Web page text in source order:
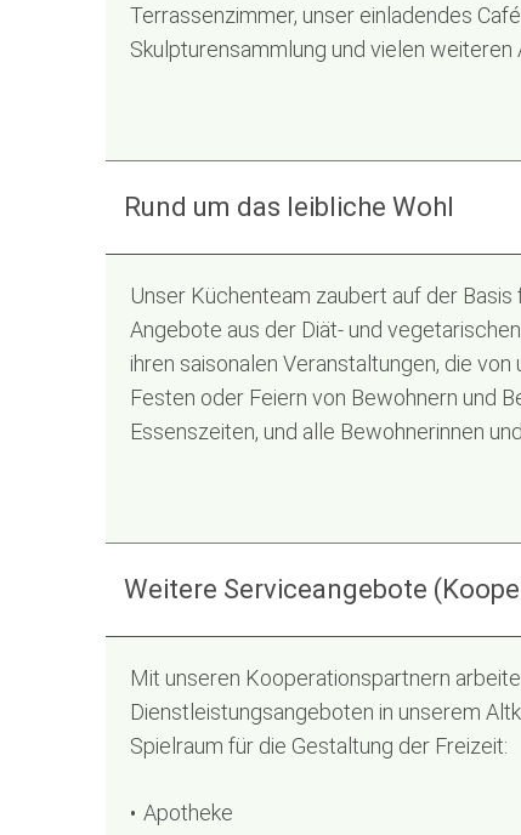
Terrassenzimmer, unser einladendes
Skulpturensammlung und vielen weiteren
Rund um das leibliche Wohl
Unser Küchenteam zaubert auf der
Angebote aus der Diät- und
ihren saisonalen Veranstaltungen, die
Festen oder Feiern von Bewohnern und
Essenszeiten, und alle Bewohnerinnen
Weitere Serviceangebote
Mit unseren Kooperationspartnern
Dienstleistungsangeboten in unserem
Spielraum für die Gestaltung der Freizeit:
Apotheke